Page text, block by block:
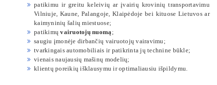
patikimu ir greitu keleivių ar įvairių krovinių transportavimu
Vilniuje, Kaune, Palangoje, Klaipėdoje bei kituose Lietuvos ar
kaimyninių šalių miestuose;
patikimųvairuotojų nuomą ;
saugiu įmonėje dirbančių vairuotojų vairavimu;
tvarkingais automobiliais ir patikrinta jų technine būkle;
vienais naujausių mašinų modelių;
klientų poreikių išklausymu ir optimaliausiu išpildymu.